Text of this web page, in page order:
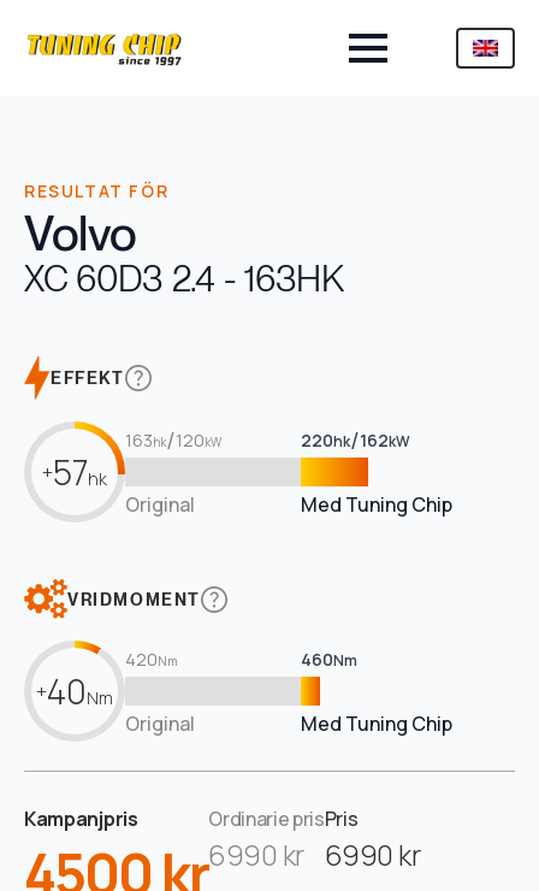
RESULTAT FÖR
Volvo
XC 60D3 2.4 - 163HK
EFFEKT
+57hk
163hk/120kW 220hk/162kW
Original Med Tuning Chip
VRIDMOMENT
+40Nm
420Nm 460Nm
Original Med Tuning Chip
Kampanjpris
4500 kr
Ordinarie pris
6990 kr
Pris
6990 kr